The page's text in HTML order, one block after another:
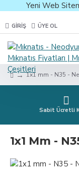
Yeni Web
GIRIŞ ÜYE OL
1x1 mm - N35 -
Sabit Ücretli
1x1 Mm -